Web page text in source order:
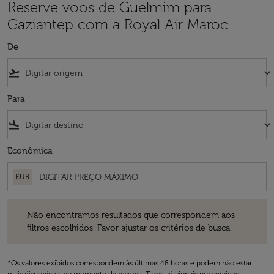
Reserve voos de Guelmim para
Gaziantep com a Royal Air Maroc
De
flight_takeoff keyboard_arrow_down
Para
flight_land keyboard_arrow_down
Econômica
EUR
Não encontramos resultados que correspondem aos
filtros escolhidos. Favor ajustar os critérios de busca.
*Os valores exibidos correspondem às últimas 48 horas e podem não estar